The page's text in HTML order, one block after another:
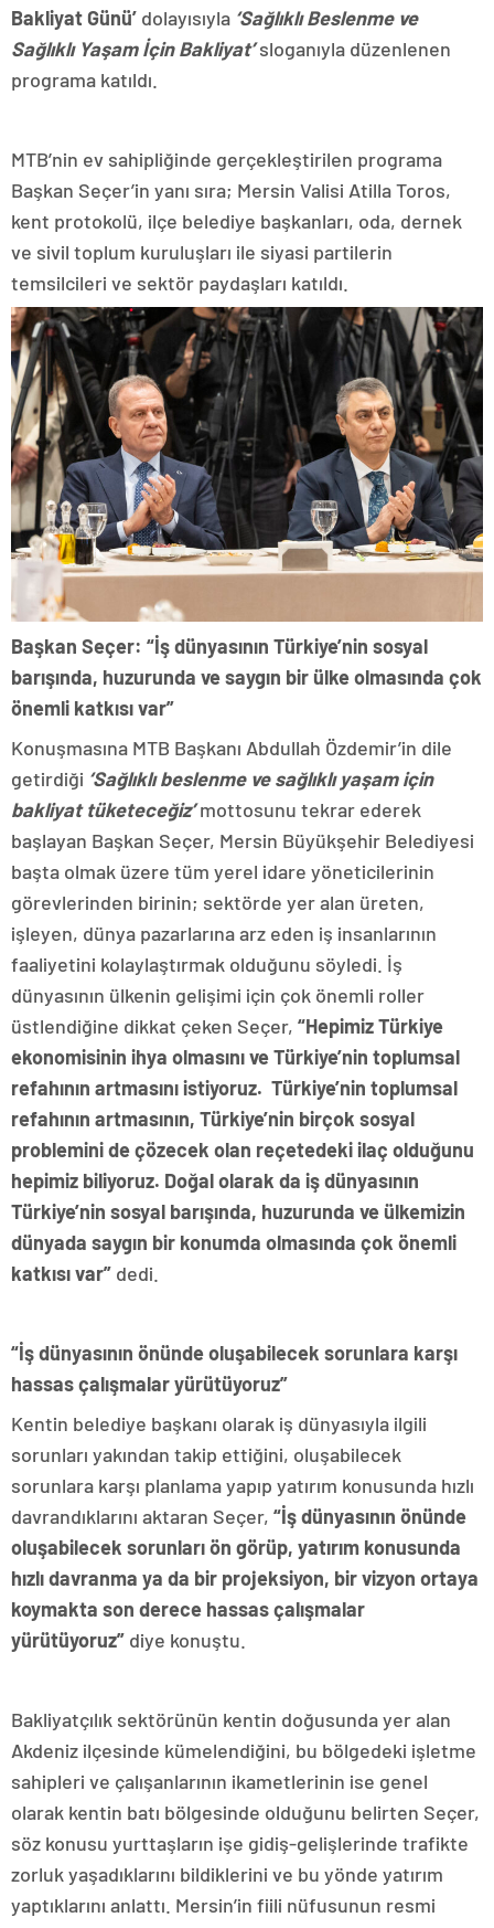
Bakliyat Günü’ dolayısıyla ‘Sağlıklı Beslenme ve
Sağlıklı Yaşam İçin Bakliyat’sloganıyla düzenlenen
programa katıldı.
MTB’nin ev sahipliğinde gerçekleştirilen programa
Başkan Seçer’in yanı sıra; Mersin Valisi Atilla Toros,
kent protokolü, ilçe belediye başkanları, oda, dernek
ve sivil toplum kuruluşları ile siyasi partilerin
temsilcileri ve sektör paydaşları katıldı.
Başkan Seçer: “İş dünyasının Türkiye’nin sosyal
barışında, huzurunda ve saygın bir ülke olmasında çok
önemli katkısı var”
Konuşmasına MTB Başkanı Abdullah Özdemir’in dile
getirdiği ‘Sağlıklı beslenme ve sağlıklı yaşam için
bakliyat tüketeceğiz’mottosunu tekrar ederek
başlayan Başkan Seçer, Mersin Büyükşehir Belediyesi
başta olmak üzere tüm yerel idare yöneticilerinin
görevlerinden birinin; sektörde yer alan üreten,
işleyen, dünya pazarlarına arz eden iş insanlarının
faaliyetini kolaylaştırmak olduğunu söyledi. İş
dünyasının ülkenin gelişimi için çok önemli roller
üstlendiğine dikkat çeken Seçer, “HepimizTürkiye
ekonomisinin ihya olmasını ve Türkiye’nin toplumsal
refahının artmasını istiyoruz. Türkiye’nin toplumsal
refahının artmasının, Türkiye’nin birçok sosyal
problemini de çözecek olan reçetedeki ilaç olduğunu
hepimiz biliyoruz. Doğal olarak da iş dünyasının
Türkiye’nin sosyal barışında, huzurunda ve ülkemizin
dünyada saygın bir konumda olmasında çok önemli
katkısı var” dedi.
“İş dünyasının önünde oluşabilecek sorunlara karşı
hassas çalışmalar yürütüyoruz”
Kentin belediye başkanı olarak iş dünyasıyla ilgili
sorunları yakından takip ettiğini, oluşabilecek
sorunlara karşı planlama yapıp yatırım konusunda hızlı
davrandıklarını aktaran Seçer, “İş dünyasının önünde
oluşabilecek sorunları ön görüp, yatırım konusunda
hızlı davranma ya da bir projeksiyon, bir vizyon ortaya
koymakta son derece hassas çalışmalar
yürütüyoruz” diye konuştu.
Bakliyatçılık sektörünün kentin doğusunda yer alan
Akdeniz ilçesinde kümelendiğini, bu bölgedeki işletme
sahipleri ve çalışanlarının ikametlerinin ise genel
olarak kentin batı bölgesinde olduğunu belirten Seçer,
söz konusu yurttaşların işe gidiş-gelişlerinde trafikte
zorluk yaşadıklarını bildiklerini ve bu yönde yatırım
yaptıklarını anlattı. Mersin’in fiili nüfusunun resmi